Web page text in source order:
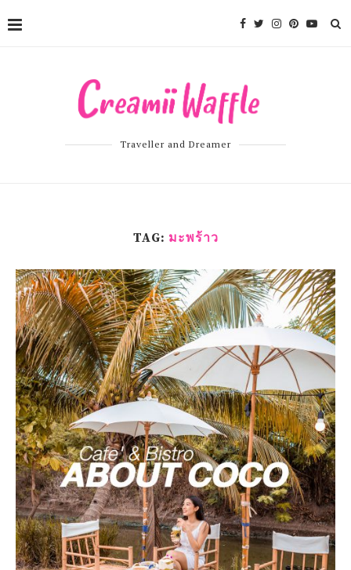
Traveller and Dreamer
TAG: มะพร้าว